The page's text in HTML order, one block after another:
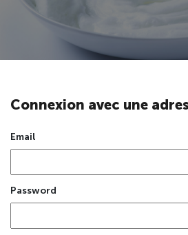
Connexion avec une
Email
Password